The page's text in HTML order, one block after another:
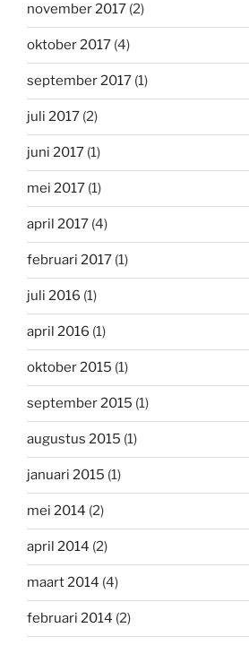
november 2017 (2)
oktober 2017 (4)
september 2017 (1)
juli 2017 (2)
juni 2017 (1)
mei 2017 (1)
april 2017 (4)
februari 2017 (1)
juli 2016 (1)
april 2016 (1)
oktober 2015 (1)
september 2015 (1)
augustus 2015 (1)
januari 2015 (1)
mei 2014 (2)
april 2014 (2)
maart 2014 (4)
februari 2014 (2)